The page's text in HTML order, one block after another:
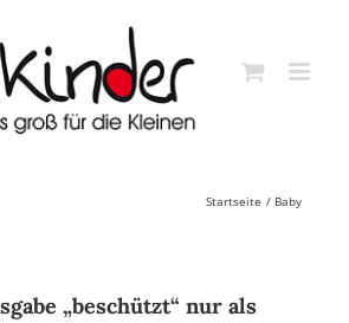
Startseite Baby
„beschützt“ nur als